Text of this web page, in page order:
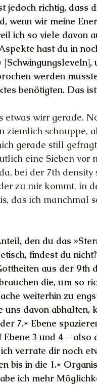
jedoch richtig, dass
wenn wir meine
ich so viele davon
hast du in
werden
benötigten. Das
etwas wirr gerade.
ziemlich schnuppe,
gerade still
eine Sieben vor
bei der 7th
zu mir kommt, in
das ich manchmal
den du das
findest du
aus der 9th
die, um so
weiterhin zu
davon abhalten,
7.* Ebene
Ebene 3 und 4 –
verrate dir noch
bis in die 1.*
ich mehr